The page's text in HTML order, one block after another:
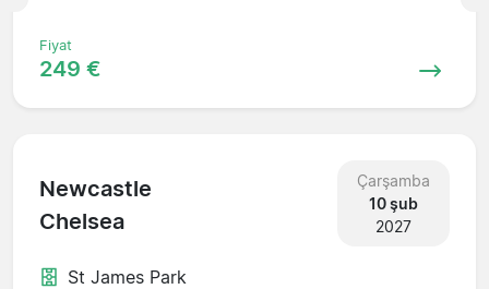
Fiyat
249 €
Newcastle
Chelsea
Çarşamba
10 şub
2027
St James Park